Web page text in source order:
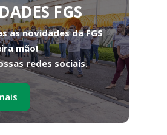
FGS
as novidades da FGS
mão!
redes sociais.